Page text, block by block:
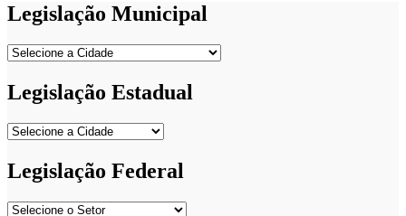
Legislação Municipal
Legislação Estadual
Legislação Federal